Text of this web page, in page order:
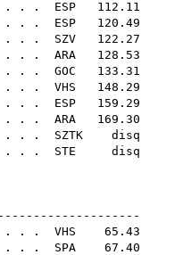
. . . ESP 112.11
. . . ESP 120.49
. . . SZV 122.27
. . ARA 128.53
. . . GOC 133.31
. . . VHS 148.29
. . . ESP 159.29
. . . ARA 169.30
. . . SZTK disq
. . . STE disq
. . . VHS 65.43
. . . SPA 67.40